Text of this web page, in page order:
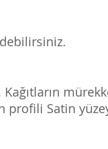
profili Satin